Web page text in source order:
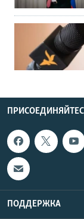
ПОДДЕРЖКА